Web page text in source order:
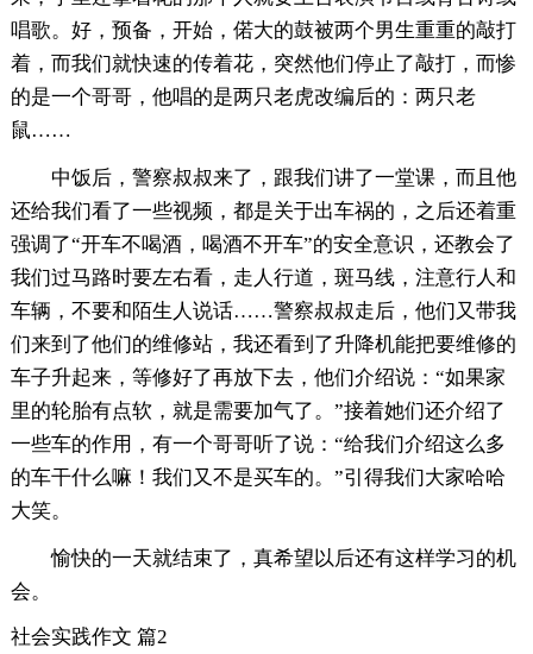
唱歌。好，预备，开始，偌大的鼓被两个男生重重的敲打
着，而我们就快速的传着花，突然他们停止了敲打，而惨
的是一个哥哥，他唱的是两只老虎改编后的：两只老
鼠……
中饭后，警察叔叔来了，跟我们讲了一堂课，而且他
还给我们看了一些视频，都是关于出车祸的，之后还着重
强调了“开车不喝酒，喝酒不开车”的安全意识，还教会了
我们过马路时要左右看，走人行道，斑马线，注意行人和
车辆，不要和陌生人说话……警察叔叔走后，他们又带我
们来到了他们的维修站，我还看到了升降机能把要维修的
车子升起来，等修好了再放下去，他们介绍说：“如果家
里的轮胎有点软，就是需要加气了。”接着她们还介绍了
一些车的作用，有一个哥哥听了说：“给我们介绍这么多
的车干什么嘛！我们又不是买车的。”引得我们大家哈哈
大笑。
愉快的一天就结束了，真希望以后还有这样学习的机
会。
社会实践作文 篇2